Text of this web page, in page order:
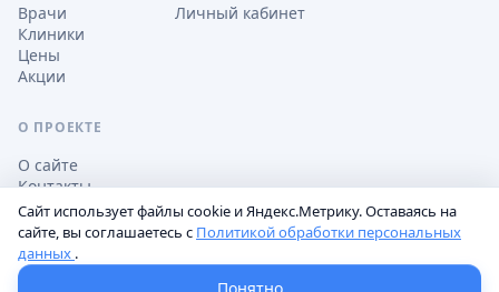
Врачи
Клиники
Цены
Акции
Личный кабинет
О ПРОЕКТЕ
О сайте
Контакты
Обработка персональных данных
Пользовательское соглашениеНастройки cookie
Сайт использует файлы cookie и Яндекс.Метрику. Оставаясь на
сайте, вы соглашаетесь с Политикой обработки персональных
данных .